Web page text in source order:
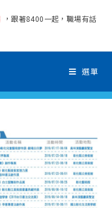
，跟著8400一起，職場有話
選單